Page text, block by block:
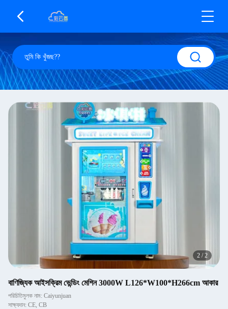
2 /2
বাণিজ্যিক আইসক্রিম ভেন্ডিং মেশিন 3000W L126*W100*H266cm আকার
পরিচিতিমুলক নাম: Caiyunjuan
সাক্ষ্যদান: CE, CB